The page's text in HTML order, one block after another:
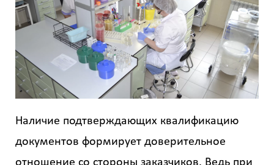
Наличие подтверждающих квалификацию
документов формирует доверительное
отношение со стороны заказчиков. Ведь при